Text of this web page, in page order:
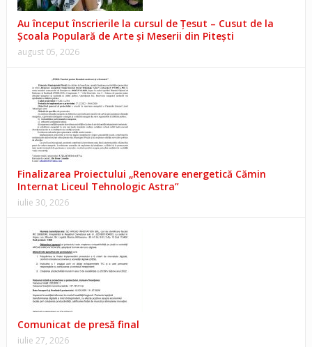
Au început înscrierile la cursul de Țesut – Cusut de la
Școala Populară de Arte și Meserii din Pitești
august 05, 2026
Finalizarea Proiectului „Renovare energetică Cămin
Internat Liceul Tehnologic Astra”
iulie 30, 2026
Comunicat de presă final
iulie 27, 2026